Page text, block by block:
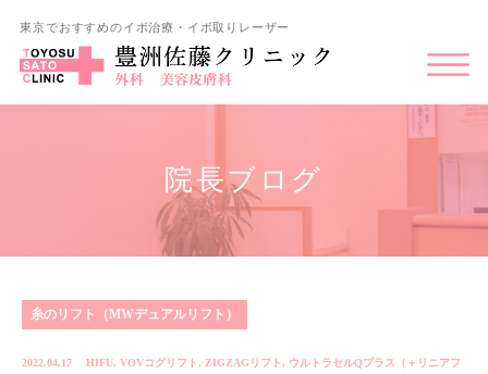
東京でおすすめのイボ治療・イボ取りレーザー
院長ブログ
糸のリフト（MWデュアルリフト）
2022.04.17 HIFU, VOVコグリフト, ZIGZAGリフト, ウルトラセルQプラス（＋リニアフ